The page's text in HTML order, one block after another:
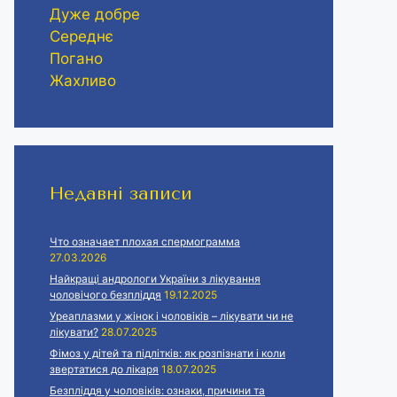
Дуже добре
Середнє
Погано
Жахливо
Недавні записи
Что означает плохая спермограмма
27.03.2026
Найкращі андрологи України з лікування
чоловічого безпліддя 19.12.2025
Уреаплазми у жінок і чоловіків – лікувати чи не
лікувати? 28.07.2025
Фімоз у дітей та підлітків: як розпізнати і коли
звертатися до лікаря 18.07.2025
Безпліддя у чоловіків: ознаки, причини та